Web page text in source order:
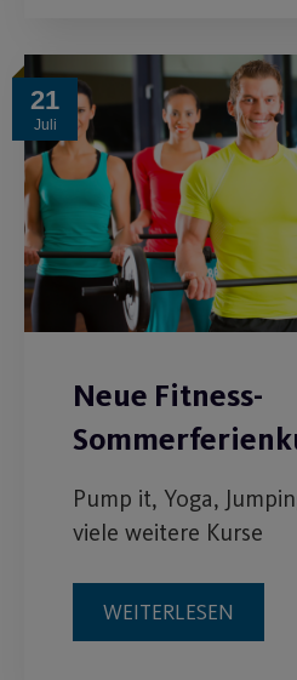
21
Juli
Neue Fitness-
Pump it, Yoga,
viele weitere Kurse
WEITERLESEN